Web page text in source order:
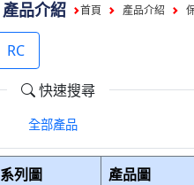
產品介紹 首頁 產品介紹
RC
快速搜尋
全部產品
系列圖 產品圖